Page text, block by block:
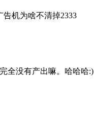
机为啥不清掉2333
全没有产出嘛。哈哈哈:)